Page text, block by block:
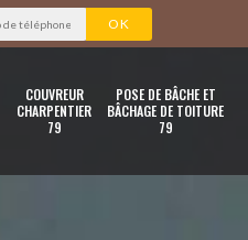
COUVREUR
CHARPENTIER
79
POSE DE BÂCHE ET
BÂCHAGE DE TOITURE
79